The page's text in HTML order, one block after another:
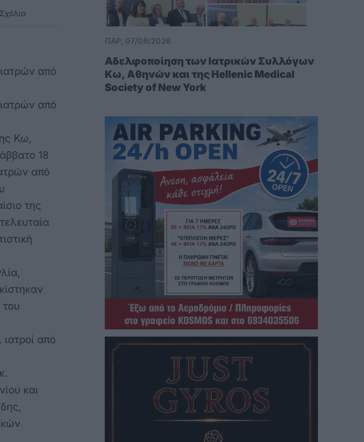
Σχόλια
από
από
Κω,
18
από
της
από
και
ΠΑΡ, 07/08/2026
Αδελφοποίηση των Ιατρικών Συλλόγων
Κω, Αθηνών και της Hellenic Medical
Society of New York